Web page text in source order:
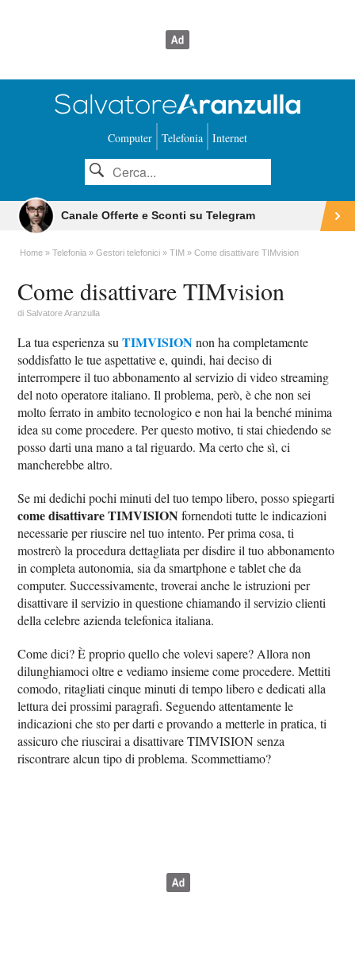
Computer Telefonia Internet
Canale Offerte e Sconti su Telegram
Home Telefonia Gestori telefonici TIM Come disattivare TIMvision
Come disattivare TIMvision
diSalvatore Aranzulla
La tua esperienza suTIMVISIONnon ha completamente
soddisfatto le tue aspettative e, quindi, hai deciso di
interrompere il tuo abbonamento al servizio di video streaming
del noto operatore italiano. Il problema, però, è che non sei
molto ferrato in ambito tecnologico e non hai la benché minima
idea su come procedere. Per questo motivo, ti stai chiedendo se
posso darti una mano a tal riguardo. Ma certo che sì, ci
mancherebbe altro.
Se mi dedichi pochi minuti del tuo tempo libero, posso spiegarti
come disattivare TIMVISION fornendoti tutte le indicazioni
necessarie per riuscire nel tuo intento. Per prima cosa, ti
mostrerò la procedura dettagliata per disdire il tuo abbonamento
in completa autonomia, sia da smartphone e tablet che da
computer. Successivamente, troverai anche le istruzioni per
disattivare il servizio in questione chiamando il servizio clienti
della celebre azienda telefonica italiana.
Come dici? È proprio quello che volevi sapere? Allora non
dilunghiamoci oltre e vediamo insieme come procedere. Mettiti
comodo, ritagliati cinque minuti di tempo libero e dedicati alla
lettura dei prossimi paragrafi. Seguendo attentamente le
indicazioni che sto per darti e provando a metterle in pratica, ti
assicuro che riuscirai a disattivare TIMVISION senza
riscontrare alcun tipo di problema. Scommettiamo?